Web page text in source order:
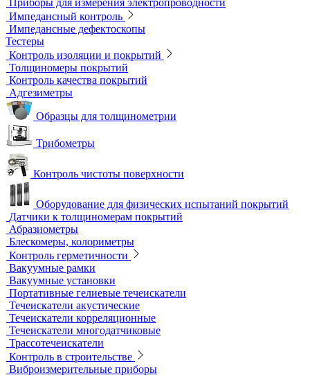
Автоматические линии и стенды магнитопорошкового
контроля
Образцы для МПД
Расходные материалы для МПД
УФ-лампы и светильники
Метод магнитной памяти металла
Приборы для контроля состояния электрических машин
Вихретоковый контроль
Вихретоковые дефектоскопы
Вихретоковые преобразователи
Вихретоковые толщиномеры
Контрольные образцы для вихретокового контроля
Приборы для измерения электропроводности
Импедансный контроль
Импедансные дефектоскопы
Тестеры
Контроль изоляции и покрытий
Толщиномеры покрытий
Контроль качества покрытий
Адгезиметры
Образцы для толщинометрии
Трибометры
Контроль чистоты поверхности
Оборудование для физических испытаний покрытий